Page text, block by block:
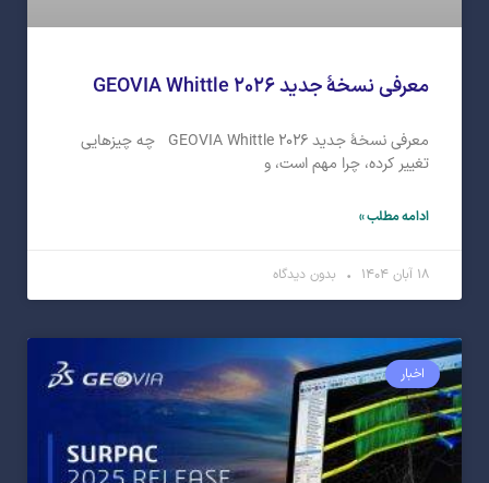
معرفی نسخهٔ جدید GEOVIA Whittle ۲۰۲۶
معرفی نسخهٔ جدید GEOVIA Whittle ۲۰۲۶ چه چیزهایی
تغییر کرده، چرا مهم است، و
ادامه مطلب »
۱۸ آبان ۱۴۰۴ بدون دیدگاه
اخبار